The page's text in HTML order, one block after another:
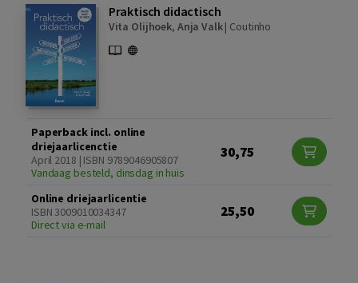
Praktisch didactisch
Vita Olijhoek, Anja Valk| Coutinho
Paperback incl. online
driejaarlicenctie
April 2018 | ISBN 9789046905807
Vandaag besteld, dinsdag in huis
30,75
Online driejaarlicentie
ISBN 3009010034347
Direct via e-mail
25,50